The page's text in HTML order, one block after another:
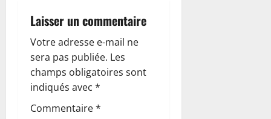
t
i
o
n
Laisser un commentaire
Votre adresse e-mail ne
sera pas publiée. Les
champs obligatoires sont
indiqués avec *
Commentaire*